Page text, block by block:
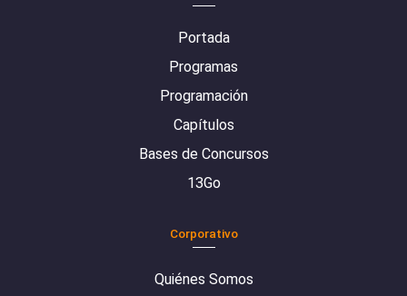
Portada
Programas
Programación
Capítulos
Bases de Concursos
13Go
Corporativo
Quiénes Somos